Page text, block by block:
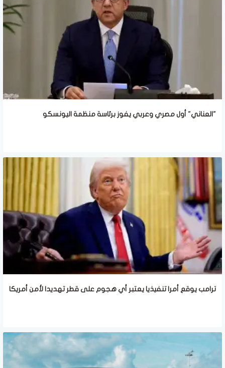
"العناني" أول مصري وعربي يفوز برئاسة منظمة اليونسكو
ترامب يوقع أمرا تنفيذيا يعتبر أي هجوم على قطر تهديدا لأمن أمريكا